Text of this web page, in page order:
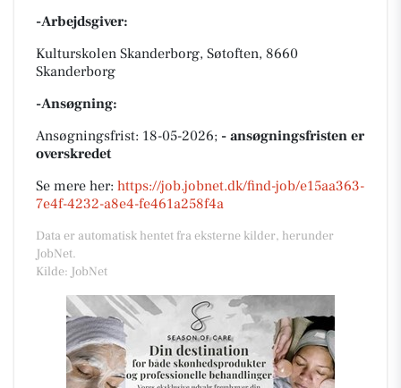
-Arbejdsgiver:
Kulturskolen Skanderborg, Søtoften, 8660
Skanderborg
-Ansøgning:
Ansøgningsfrist: 18-05-2026; - ansøgningsfristen er
overskredet
Se mere her: https://job.jobnet.dk/find-job/e15aa363-
7e4f-4232-a8e4-fe461a258f4a
Data er automatisk hentet fra eksterne kilder, herunder
JobNet.
Kilde: JobNet